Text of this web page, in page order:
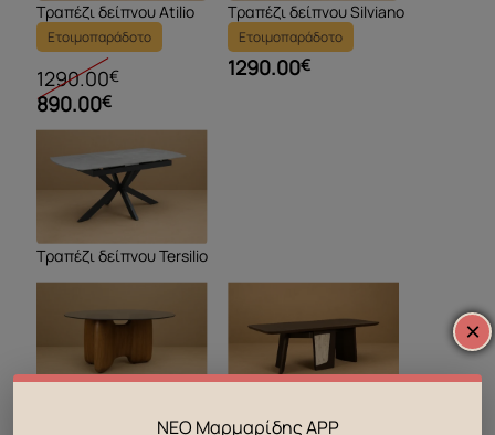
Τραπέζι δείπνου Atilio
Ετοιμοπαράδοτο
1290.00€
890.00€
Τραπέζι δείπνου Silviano
Ετοιμοπαράδοτο
1290.00€
Τραπέζι δείπνου Tersilio
Francesco
×
ΝΕΟ Μαρμαρίδης APP